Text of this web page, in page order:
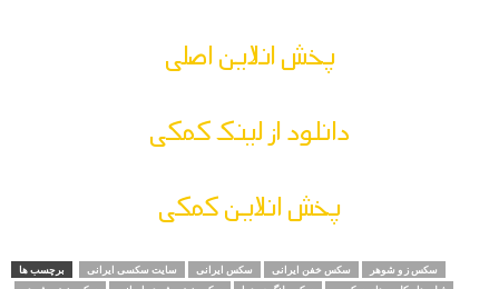
پخش انلاین اصلی
دانلود از لینک کمکی
پخش انلاین کمکی
برچسب ها سایت سکسی ایرانی سکس ایرانی سکس خفن ایرانی
سکس ز و شوهر